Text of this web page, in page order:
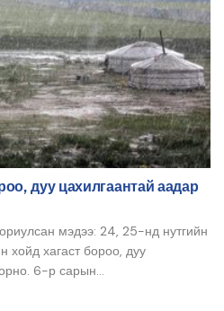
дуу цахилгаантай аадар
мэдээ: 24, 25-нд нутгийн
хойд хагаст бороо, дуу
6-р сарын...